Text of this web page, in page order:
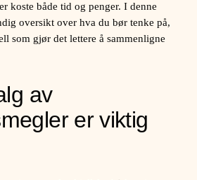
koste både tid og penger. I denne
oversikt over hva du bør tenke på,
som gjør det lettere å sammenligne
av
er viktig